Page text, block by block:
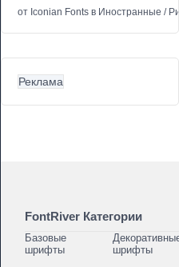
от Iconian Fonts в Иностранные /
Реклама
FontRiver Категории
Базовые
шрифты
шрифты